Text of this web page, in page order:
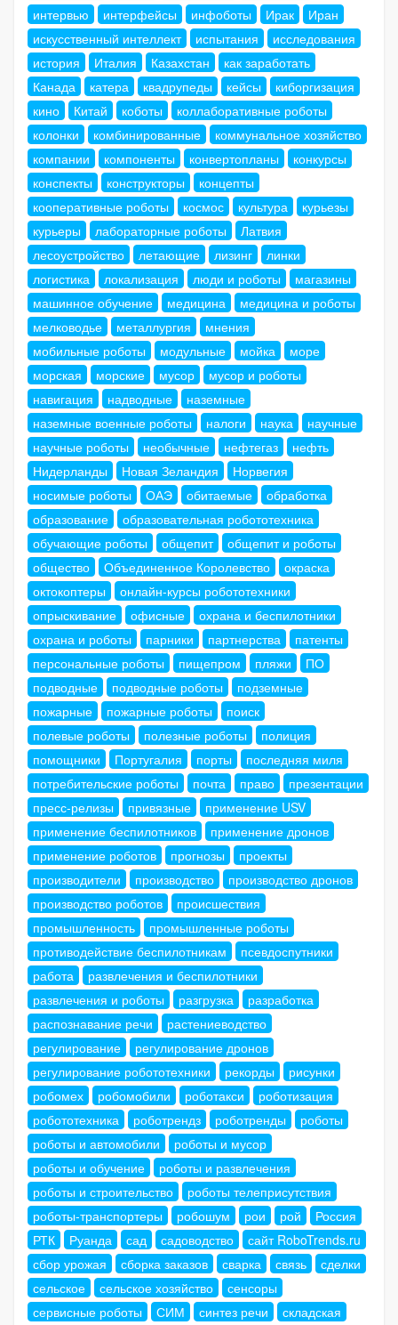
интервью
интерфейсы инфоботы Ирак
Иран
искусственный интеллект
испытания
исследования
история
Италия Казахстан
как заработать
Канада
катера квадрупеды кейсы
киборгизация
кино
Китай коботы
коллаборативные роботы
колонки
комбинированные
коммунальное хозяйство
компании
компоненты конвертопланы
конкурсы
конспекты
конструкторы
концепты
кооперативные роботы
космос культура
курьезы
курьеры
лабораторные роботы
Латвия
лесоустройство
летающие лизинг
линки
логистика
локализация люди и роботы
магазины
машинное обучение
медицина
медицина и роботы
мелководье
металлургия
мнения
мобильные роботы
модульные мойка
море
морская
морские мусор
мусор и роботы
навигация
надводные
наземные
наземные военные роботы
налоги наука
научные
научные роботы
необычные нефтегаз
нефть
Нидерланды
Новая Зеландия
Норвегия
носимые роботы
ОАЭ обитаемые
обработка
образование
образовательная робототехника
обучающие роботы
общепит
общепит и роботы
общество
Объединенное Королевство
окраска
октокоптеры
онлайн-курсы робототехники
опрыскивание
офисные
охрана и беспилотники
охрана и роботы
парники партнерства
патенты
персональные роботы
пищепром пляжи
ПО
подводные
подводные роботы
подземные
пожарные
пожарные роботы
поиск
полевые роботы
полезные роботы
полиция
помощники
Португалия порты
последняя миля
потребительские роботы
почта право
презентации
пресс-релизы
привязные
применение USV
применение беспилотников
применение дронов
применение роботов
прогнозы
проекты
производители
производство
производство дронов
производство роботов
происшествия
промышленность
промышленные роботы
противодействие беспилотникам
псевдоспутники
работа
развлечения и беспилотники
развлечения и роботы
разгрузка
разработка
распознавание речи
растениеводство
регулирование
регулирование дронов
регулирование робототехники
рекорды
рисунки
робомех
робомобили роботакси
роботизация
робототехника
роботрендз роботренды
роботы
роботы и автомобили
роботы и мусор
роботы и обучение
роботы и развлечения
роботы и строительство
роботы телеприсутствия
роботы-транспортеры
робошум рои рой
Россия
РТК
Руанда сад садоводство
сайт RoboTrends.ru
сбор урожая
сборка заказов сварка связь
сделки
сельское
сельское хозяйство
сенсоры
сервисные роботы
СИМ синтез речи
складская